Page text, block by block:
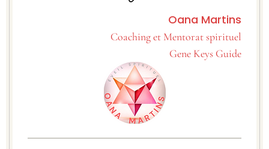
Oana Martins
Coaching et Mentorat spirituel
Gene Keys Guide